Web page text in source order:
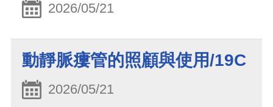
2026/05/21
動靜脈瘻管的照顧與使用/19C
2026/05/21